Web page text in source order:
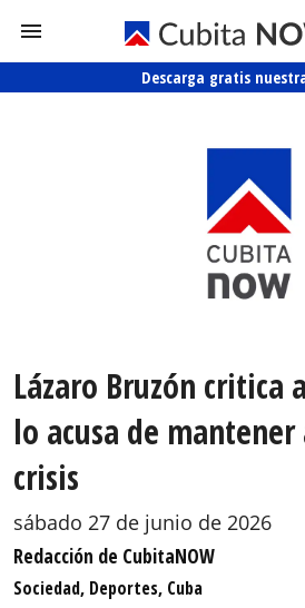
Descarga gratis
Lázaro Bruzón critica
lo acusa de mantener
crisis
sábado 27 de junio de 2026
Redacción de CubitaNOW
Sociedad, Deportes, Cuba